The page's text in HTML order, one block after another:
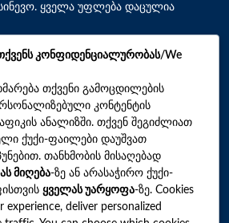
ყველა უფლება დაცულია
აქციები და პროფილები
ტესტების ჩასაბარებლად
ცენტრები
პოლიტიკა
ვებსაიტის რუკა
თქვენს კონფიდენციალურობას/We
თქვენი გამოცდილების
კონტენტის
ანალიზში. თქვენ შეგიძლიათ
ქუქი-ფაილები დაუშვათ
თანხმობის მისაღებად
მიღება-ზე ან არასაჭირო ქუქი-
ყველას უარყოფა-ზე. Cookies
experience, deliver personalized